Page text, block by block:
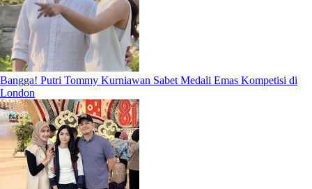
Bangga! Putri Tommy Kurniawan Sabet Medali Emas Kompetisi di
London